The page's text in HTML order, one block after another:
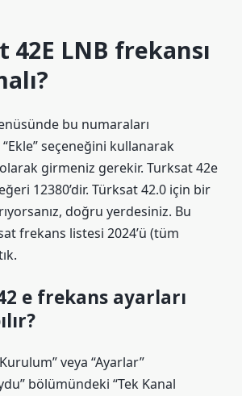
42E LNB frekansı
bu numaraları
seçeneğini kullanarak
girmeniz gerekir. Turksat 42e
12380’dir. Türksat 42.0 için bir
doğru yerdesiniz. Bu
frekans listesi 2024’ü (tüm
e frekans ayarları
veya “Ayarlar”
bölümündeki “Tek Kanal